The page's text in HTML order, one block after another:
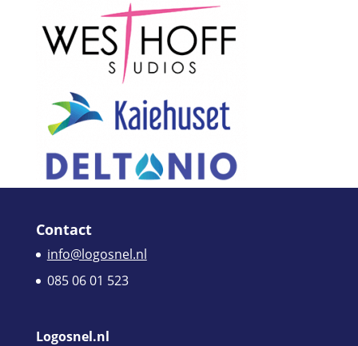
Contact
info@logosnel.nl
085 06 01 523
Logosnel.nl